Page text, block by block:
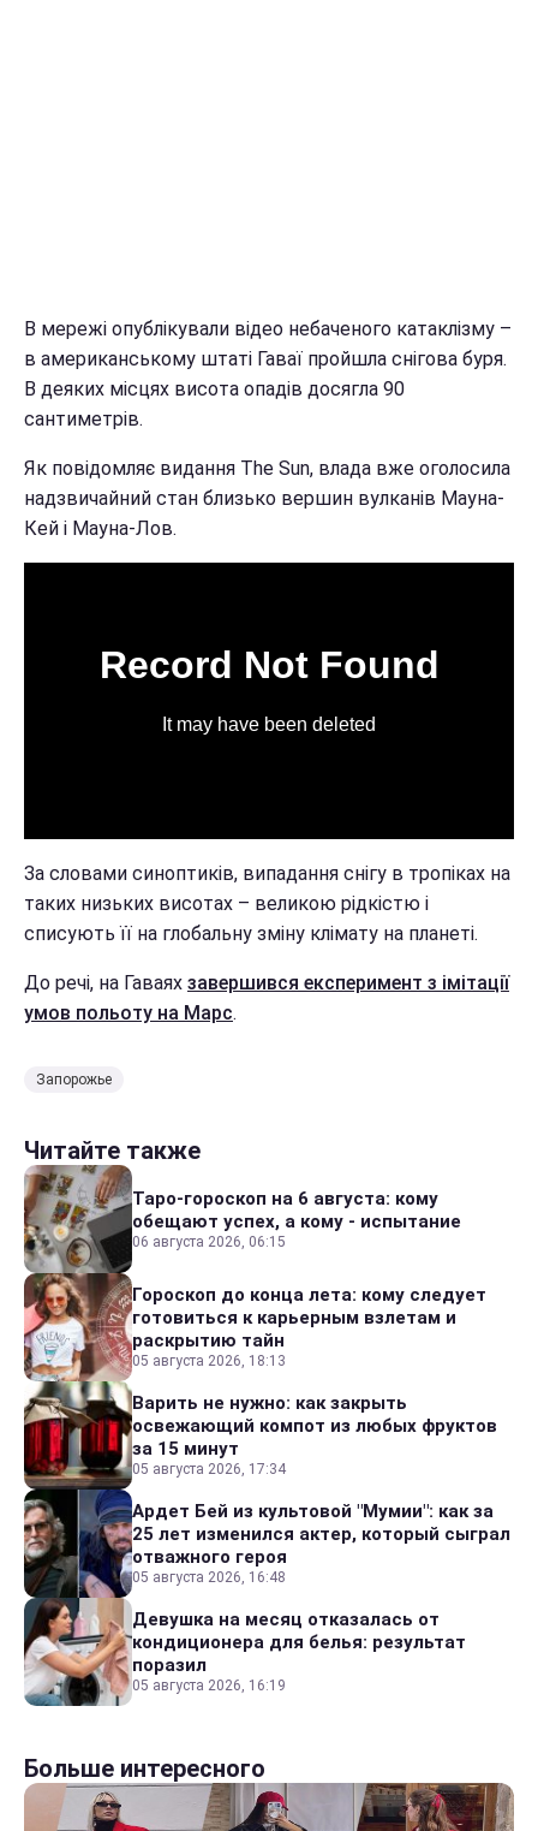
В мережі опублікували відео небаченого катаклізму –
в американському штаті Гаваї пройшла снігова буря.
В деяких місцях висота опадів досягла 90
сантиметрів.
Як повідомляє видання The Sun, влада вже оголосила
надзвичайний стан близько вершин вулканів Мауна-
Кей і Мауна-Лов.
За словами синоптиків, випадання снігу в тропіках на
таких низьких висотах – великою рідкістю і
списують її на глобальну зміну клімату на планеті.
До речі, на Гаваях завершився експеримент з імітації
умов польоту на Марс.
Запорожье
Читайте также
Таро-гороскоп на 6 августа: кому
обещают успех, а кому - испытание
06 августа 2026, 06:15
Гороскоп до конца лета: кому следует
готовиться к карьерным взлетам и
раскрытию тайн
05 августа 2026, 18:13
Варить не нужно: как закрыть
освежающий компот из любых фруктов
за 15 минут
05 августа 2026, 17:34
Ардет Бей из культовой "Мумии": как за
25 лет изменился актер, который сыграл
отважного героя
05 августа 2026, 16:48
Девушка на месяц отказалась от
кондиционера для белья: результат
поразил
05 августа 2026, 16:19
Больше интересного